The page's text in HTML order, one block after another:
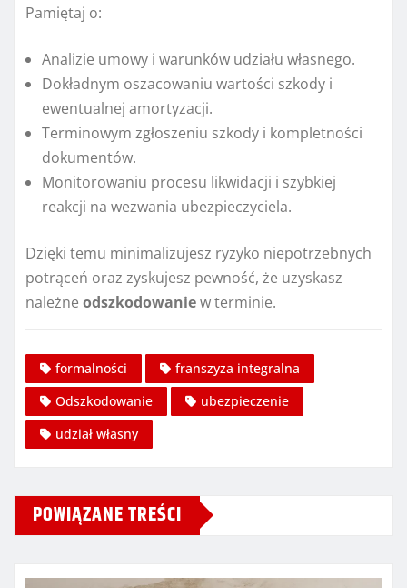
Pamiętaj o:
Analizie umowy i warunków udziału własnego.
Dokładnym oszacowaniu wartości szkody i
ewentualnej amortyzacji.
Terminowym zgłoszeniu szkody i kompletności
dokumentów.
Monitorowaniu procesu likwidacji i szybkiej
reakcji na wezwania ubezpieczyciela.
Dzięki temu minimalizujesz ryzyko niepotrzebnych
potrąceń oraz zyskujesz pewność, że uzyskasz
należne odszkodowaniew terminie.
formalności
franszyza integralna
Odszkodowanie
ubezpieczenie
udział własny
POWIĄZANE TREŚCI